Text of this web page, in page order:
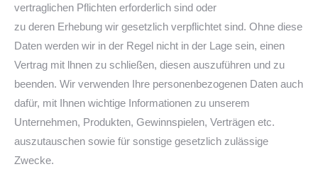
vertraglichen Pflichten erforderlich sind oder
zu deren Erhebung wir gesetzlich verpflichtet sind. Ohne diese
Daten werden wir in der Regel nicht in der Lage sein, einen
Vertrag mit lhnen zu schließen, diesen auszuführen und zu
beenden. Wir verwenden Ihre personenbezogenen Daten auch
dafür, mit Ihnen wichtige Informationen zu unserem
Unternehmen, Produkten, Gewinnspielen, Verträgen etc.
auszutauschen sowie für sonstige gesetzlich zulässige
Zwecke.